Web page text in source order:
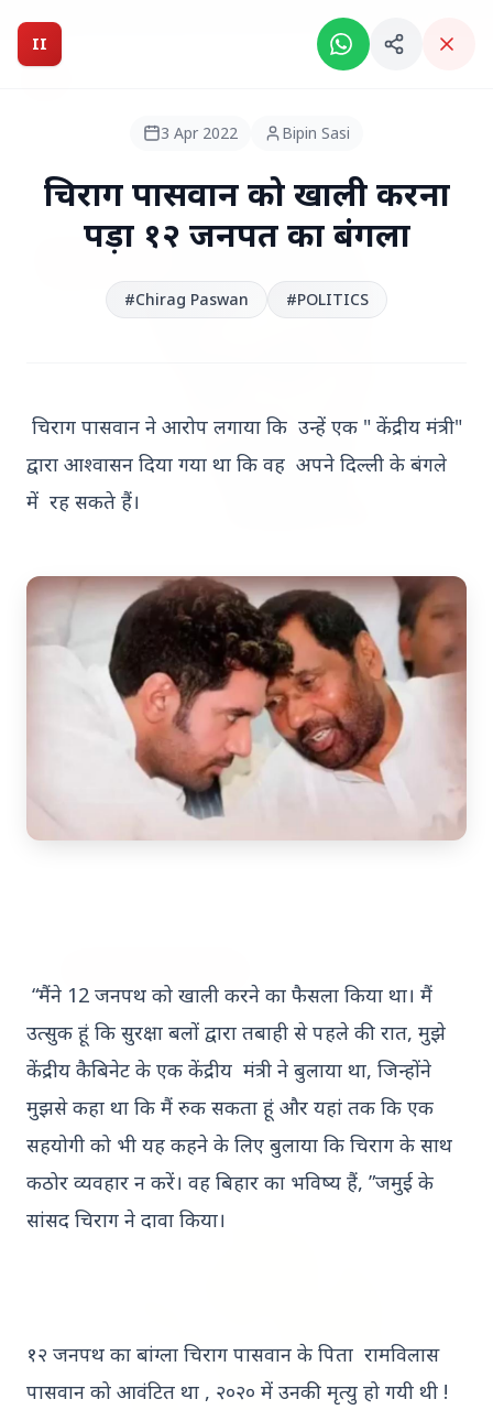
Breaking News: Intelligent India Magazine is now live.
II
HEADLINES
7 Jun 2026
अंशुल कुंचा कौन थे? अमेरिका में
'फर्जी' पिज्जा ऑर्डर डिलीवर करते हुए
भारतीय युवक की गोली मारकर हत्या,
परिवार का आरोप - "ट्रैप था"
अमेरिका में 'फर्जी' पिज्जा ऑर्डर डिलीवर करते हुए
Top Stories
TOP STORIES
II
3 Apr 2022 Bipin Sasi
चिराग पासवान को खाली करना
पड़ा १२ जनपत का बंगला
#Chirag Paswan #POLITICS
चिराग पासवान ने आरोप लगाया कि उन्हें एक " केंद्रीय मंत्री"
द्वारा आश्वासन दिया गया था कि वह अपने दिल्ली के बंगले
में रह सकते हैं।
“मैंने 12 जनपथ को खाली करने का फैसला किया था। मैं
उत्सुक हूं कि सुरक्षा बलों द्वारा तबाही से पहले की रात, मुझे
केंद्रीय कैबिनेट के एक केंद्रीय मंत्री ने बुलाया था, जिन्होंने
मुझसे कहा था कि मैं रुक सकता हूं और यहां तक कि एक
सहयोगी को भी यह कहने के लिए बुलाया कि चिराग के साथ
कठोर व्यवहार न करें। वह बिहार का भविष्य हैं, ”जमुई के
सांसद चिराग ने दावा किया।
१२ जनपथ का बांग्ला चिराग पासवान के पिता रामविलास
पासवान को आवंटित था , २०२० में उनकी मृत्यु हो गयी थी !